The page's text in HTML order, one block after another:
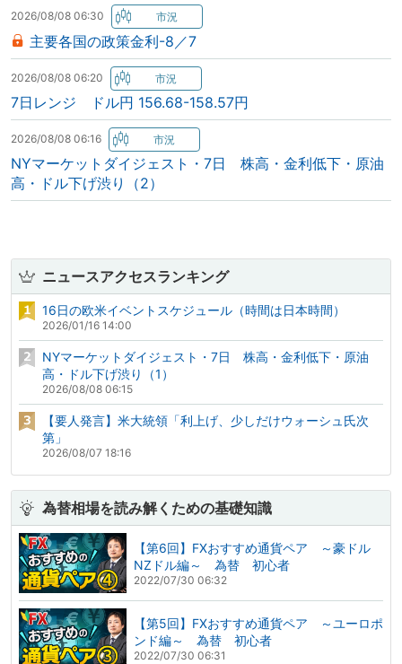
2026/08/08 06:30
主要各国の政策金利-8／7
2026/08/08 06:20
7日レンジ ドル円 156.68-158.57円
2026/08/08 06:16
NYマーケットダイジェスト・7日 株高・金利低下・原油
高・ドル下げ渋り（2）
ニュースアクセスランキング
16日の欧米イベントスケジュール（時間は日本時間）
2026/01/16 14:00
NYマーケットダイジェスト・7日 株高・金利低下・原油
高・ドル下げ渋り（1）
2026/08/08 06:15
【要人発言】米大統領「利上げ、少しだけウォーシュ氏次
第」
2026/08/07 18:16
為替相場を読み解くための基礎知識
【第6回】FXおすすめ通貨ペア ～豪ドル
NZドル編～ 為替 初心者
2022/07/30 06:32
【第5回】FXおすすめ通貨ペア ～ユーロポ
ンド編～ 為替 初心者
2022/07/30 06:31